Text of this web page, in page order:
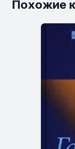
Похожие